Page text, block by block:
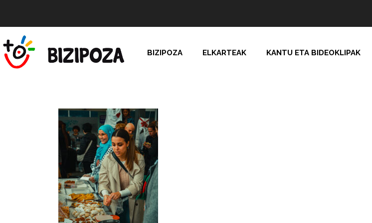
BIZIPOZA ELKARTEAK KANTU ETA BIDEOKLIPAK